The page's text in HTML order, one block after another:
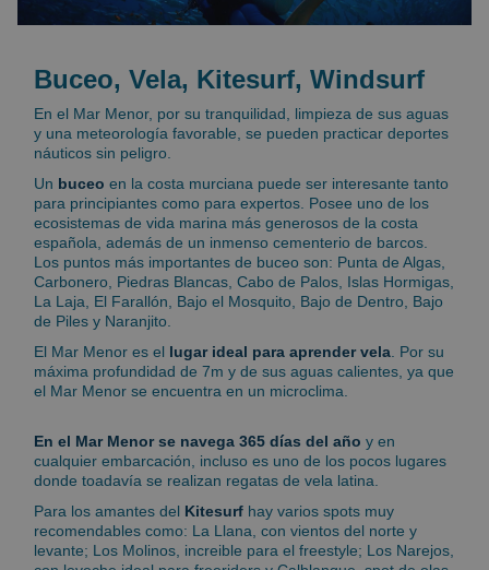
Buceo, Vela, Kitesurf, Windsurf
En el Mar Menor, por su tranquilidad, limpieza de sus aguas
y una meteorología favorable, se pueden practicar deportes
náuticos sin peligro.
Un buceo en la costa murciana puede ser interesante tanto
para principiantes como para expertos. Posee uno de los
ecosistemas de vida marina más generosos de la costa
española, además de un inmenso cementerio de barcos.
Los puntos más importantes de buceo son: Punta de Algas,
Carbonero, Piedras Blancas, Cabo de Palos, Islas Hormigas,
La Laja, El Farallón, Bajo el Mosquito, Bajo de Dentro, Bajo
de Piles y Naranjito.
El Mar Menor es el lugar ideal para aprender vela. Por su
máxima profundidad de 7m y de sus aguas calientes, ya que
el Mar Menor se encuentra en un microclima.
En el Mar Menor se navega 365 días del año y en
cualquier embarcación, incluso es uno de los pocos lugares
donde toadavía se realizan regatas de vela latina.
Para los amantes del Kitesurf hay varios spots muy
recomendables como: La Llana, con vientos del norte y
levante; Los Molinos, increible para el freestyle; Los Narejos,